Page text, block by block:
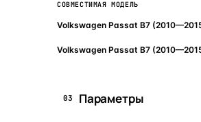
СОВМЕСТИМАЯ МОДЕЛЬ
Volkswagen Passat B7
Volkswagen Passat B7
03 Параметры